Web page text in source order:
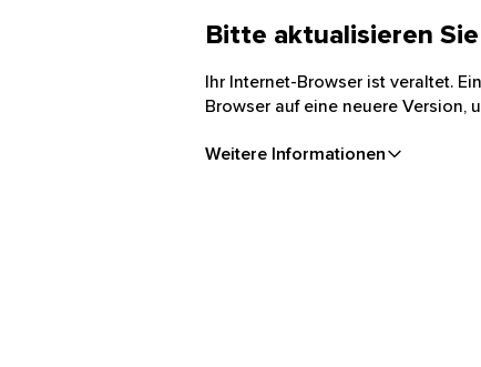
Bitte aktualisieren
Ihr Internet-Browser ist veraltet.
Browser auf eine neuere Version,
Weitere Informationen